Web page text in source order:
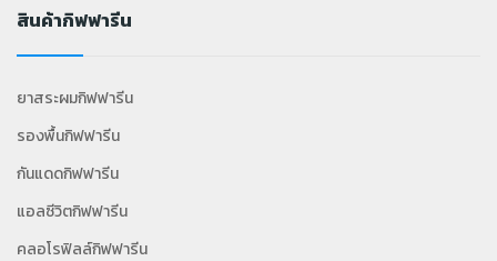
สินค้ากิฟฟารีน
ยาสระผมกิฟฟารีน
รองพื้นกิฟฟารีน
กันแดดกิฟฟารีน
แอลซีวิตกิฟฟารีน
คลอโรฟิลล์กิฟฟารีน